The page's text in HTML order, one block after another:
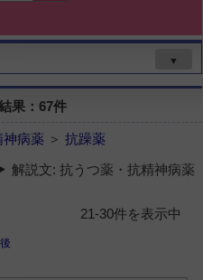
▼
果：67件
病薬 ＞ 抗躁薬
解説文: 抗うつ薬・抗精神病薬
21-30件を表示中